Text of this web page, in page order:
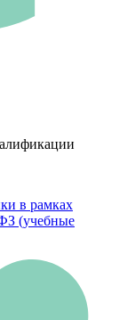
в рамках
(учебные